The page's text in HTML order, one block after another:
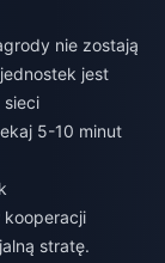
nie zostają
jest
sieci
5-10 minut
kooperacji
stratę.